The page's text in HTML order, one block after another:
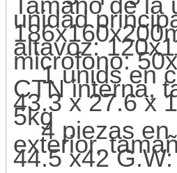
unidad
altavoz:
micrófono:
1 unids en
CTN interna,
43.3 x 27.6 x
5kg
4 piezas en
exterior,
44.5 x42